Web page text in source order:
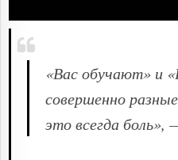
«Вас обучают» и
совершенно
это всегда боль»,